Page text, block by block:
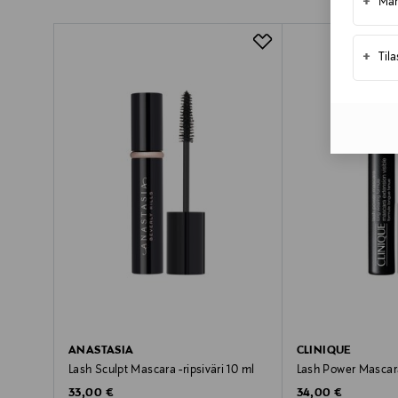
+
Pikatoimitus Wolt
ANASTASIA
Lash Sculpt Mascara -ripsiväri 10 ml
Original Price
33,00 €
CLINIQUE
Lash Power
Original Price
34,00 €